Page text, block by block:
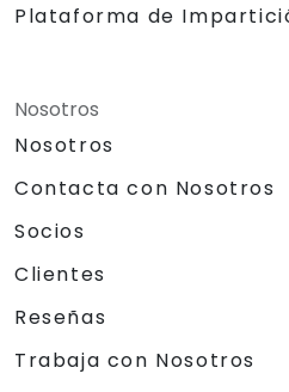
Plataforma de
Nosotros
Nosotros
Contacta con Nosotros
Socios
Clientes
Reseñas
Trabaja con Nosotros